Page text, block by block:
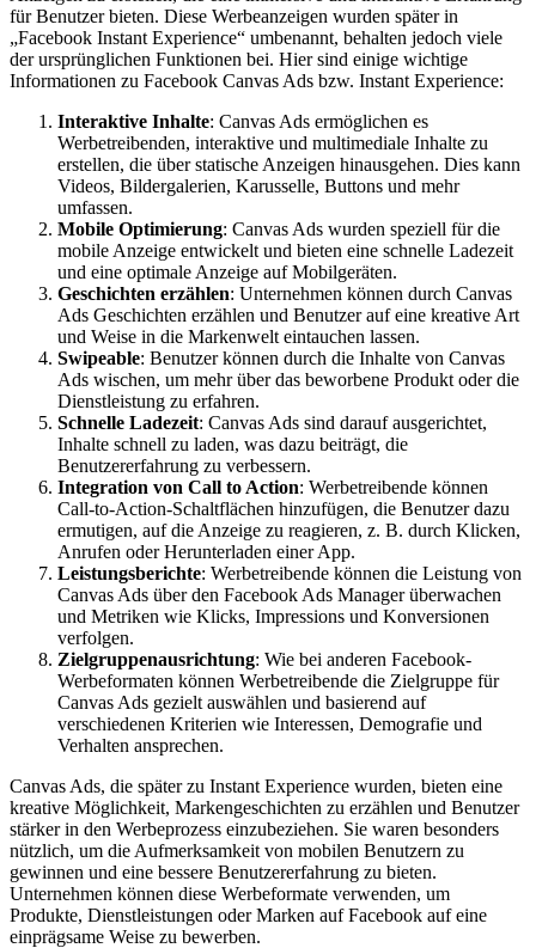
für Benutzer bieten. Diese Werbeanzeigen wurden später in
„Facebook Instant Experience“ umbenannt, behalten jedoch viele
der ursprünglichen Funktionen bei. Hier sind einige wichtige
Informationen zu Facebook Canvas Ads bzw. Instant Experience:
Interaktive Inhalte: Canvas Ads ermöglichen es
Werbetreibenden, interaktive und multimediale Inhalte zu
erstellen, die über statische Anzeigen hinausgehen. Dies kann
Videos, Bildergalerien, Karusselle, Buttons und mehr
umfassen.
Mobile Optimierung: Canvas Ads wurden speziell für die
mobile Anzeige entwickelt und bieten eine schnelle Ladezeit
und eine optimale Anzeige auf Mobilgeräten.
Geschichten erzählen: Unternehmen können durch Canvas
Ads Geschichten erzählen und Benutzer auf eine kreative Art
und Weise in die Markenwelt eintauchen lassen.
Swipeable: Benutzer können durch die Inhalte von Canvas
Ads wischen, um mehr über das beworbene Produkt oder die
Dienstleistung zu erfahren.
Schnelle Ladezeit: Canvas Ads sind darauf ausgerichtet,
Inhalte schnell zu laden, was dazu beiträgt, die
Benutzererfahrung zu verbessern.
Integration von Call to Action: Werbetreibende können
Call-to-Action-Schaltflächen hinzufügen, die Benutzer dazu
ermutigen, auf die Anzeige zu reagieren, z. B. durch Klicken,
Anrufen oder Herunterladen einer App.
Leistungsberichte: Werbetreibende können die Leistung von
Canvas Ads über den Facebook Ads Manager überwachen
und Metriken wie Klicks, Impressions und Konversionen
verfolgen.
Zielgruppenausrichtung: Wie bei anderen Facebook-
Werbeformaten können Werbetreibende die Zielgruppe für
Canvas Ads gezielt auswählen und basierend auf
verschiedenen Kriterien wie Interessen, Demografie und
Verhalten ansprechen.
Canvas Ads, die später zu Instant Experience wurden, bieten eine
kreative Möglichkeit, Markengeschichten zu erzählen und Benutzer
stärker in den Werbeprozess einzubeziehen. Sie waren besonders
nützlich, um die Aufmerksamkeit von mobilen Benutzern zu
gewinnen und eine bessere Benutzererfahrung zu bieten.
Unternehmen können diese Werbeformate verwenden, um
Produkte, Dienstleistungen oder Marken auf Facebook auf eine
einprägsame Weise zu bewerben.